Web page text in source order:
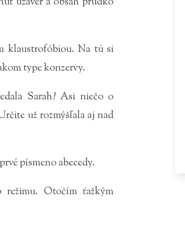
klaustrofóbiou. Na tú si
type konzervy.
Sarah? Asi niečo o
už rozmýšľala aj nad
písmeno abecedy.
režimu. Otočím ťažkým